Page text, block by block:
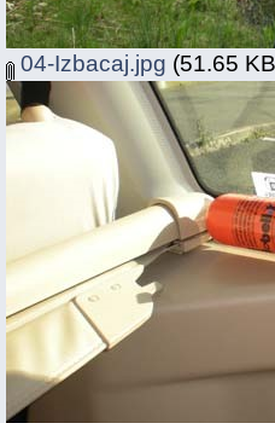
04-Izbacaj.jpg (51.65